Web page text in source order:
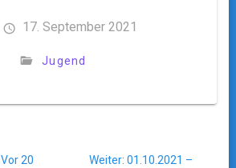
17. September 2021
Jugend
Vorheriger
Vor 20
Weiter: Nächster
01.10.2021 –